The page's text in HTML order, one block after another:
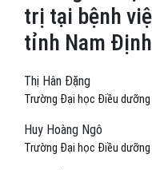
trị tại bệnh
tỉnh Nam
Thị Hân Đặng
Trường Đại học Điều dưỡng
Huy Hoàng Ngô
Trường Đại học Điều dưỡng